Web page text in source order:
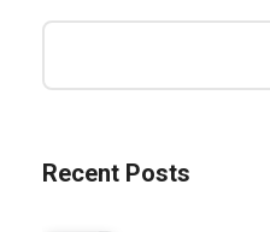
Recent Posts